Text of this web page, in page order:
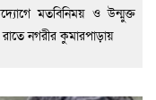
মতবিনিময় ও উন্মুক্ত
নগরীর কুমারপাড়ায়